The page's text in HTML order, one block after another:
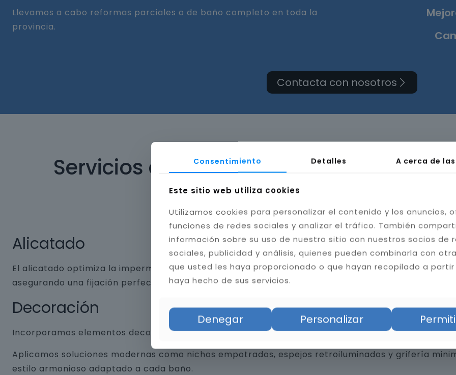
Llevamos a cabo reformas parciales o de baño completo en toda la
provincia.
Contacta con nosotros
Servicios de reforma de cuarto de
Alicatado
El alicatado optimiza la impermeabilidad y durabilidad del baño. Instalamos cerámica,
asegurando una fijación perfecta. Aplicamos juntas resistentes a la humedad y hongos,
Decoración
Incorporamos elementos decorativos que combinan funcionalidad y diseño, desde
Aplicamos soluciones modernas como nichos empotrados, espejos retroiluminados y grifería
estilo armonioso adaptado a cada baño.
Consentimiento Detalles A cerca de
Este sitio web utiliza cookies
Utilizamos cookies para personalizar el contenido y los anuncios,
funciones de redes sociales y analizar el tráfico. También
información sobre su uso de nuestro sitio con nuestros socios de
sociales, publicidad y análisis, quienes pueden combinarla con
que usted les haya proporcionado o que hayan recopilado a partir
haya hecho de sus servicios.
Denegar Personalizar